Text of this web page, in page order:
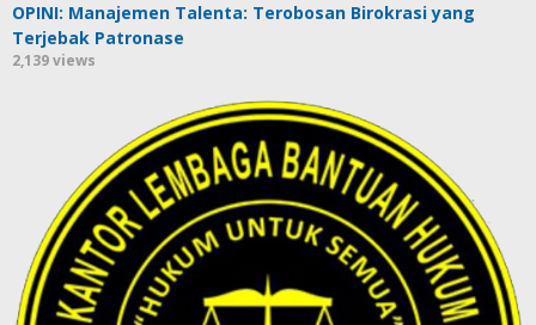
OPINI: Manajemen Talenta: Terobosan Birokrasi yang
Terjebak Patronase
2,139 views